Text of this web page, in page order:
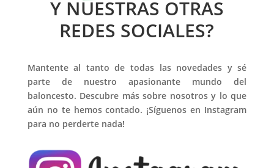
REDES SOCIALES?
Mantente al tanto de todas las novedades y sé
parte de nuestro apasionante mundo del
baloncesto. Descubre más sobre nosotros y lo que
aún no te hemos contado. ¡Síguenos en Instagram
para no perderte nada!